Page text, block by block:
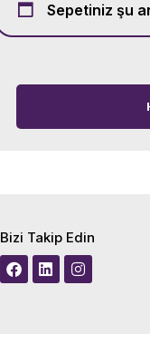
Sepetiniz şu
Bizi Takip Edin